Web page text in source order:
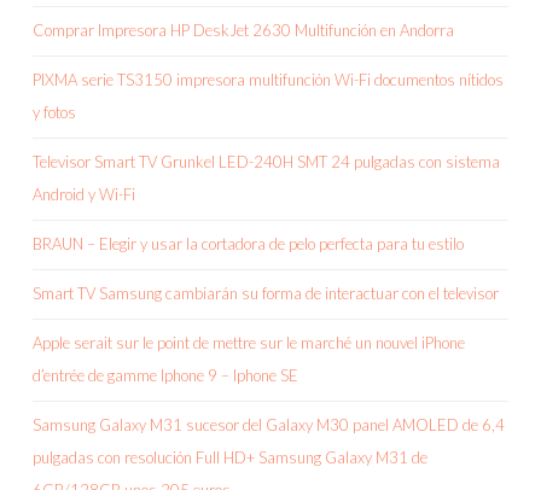
Comprar Impresora HP DeskJet 2630 Multifunción en Andorra
PIXMA serie TS3150 impresora multifunción Wi-Fi documentos nítidos
y fotos
Televisor Smart TV Grunkel LED-240H SMT 24 pulgadas con sistema
Android y Wi-Fi
BRAUN – Elegir y usar la cortadora de pelo perfecta para tu estilo
Smart TV Samsung cambiarán su forma de interactuar con el televisor
Apple serait sur le point de mettre sur le marché un nouvel iPhone
d’entrée de gamme Iphone 9 – Iphone SE
Samsung Galaxy M31 sucesor del Galaxy M30 panel AMOLED de 6,4
pulgadas con resolución Full HD+ Samsung Galaxy M31 de